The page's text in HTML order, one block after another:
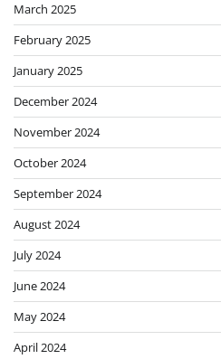
March 2025
February 2025
January 2025
December 2024
November 2024
October 2024
September 2024
August 2024
July 2024
June 2024
May 2024
April 2024